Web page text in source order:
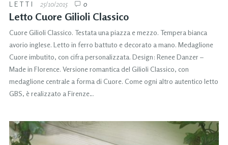
LETTI 25/10/2015 0
Letto Cuore Gilioli Classico
Cuore Gilioli Classico. Testata una piazza e mezzo. Tempera bianca
avorio inglese. Letto in ferro battuto e decorato a mano. Medaglione
Cuore imbutito, con cifra personalizzata. Design: Renee Danzer –
Made in Florence. Versione romantica del Gilioli Classico, con
medaglione centrale a forma di Cuore. Come ogni altro autentico letto
GBS, è realizzato a Firenze…